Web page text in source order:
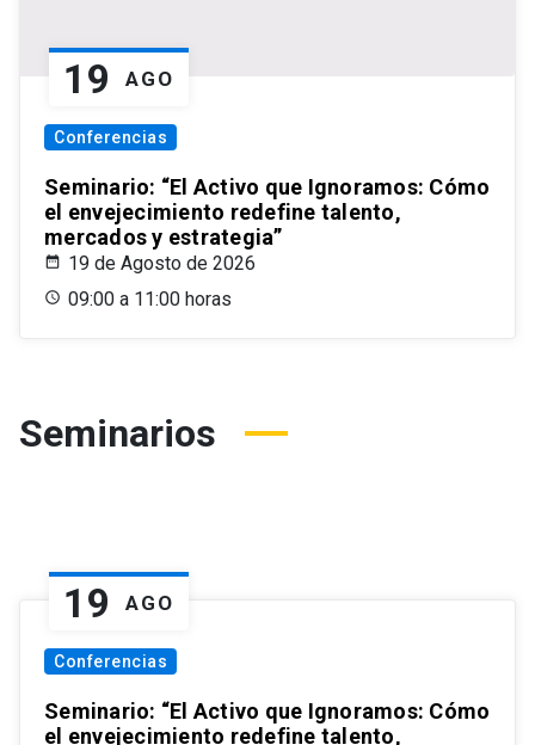
19 AGO
Conferencias
Seminario: “El Activo que Ignoramos: Cómo
el envejecimiento redefine talento,
mercados y estrategia”
19 de Agosto de 2026
09:00 a 11:00 horas
Seminarios
19 AGO
Conferencias
Seminario: “El Activo que Ignoramos: Cómo
el envejecimiento redefine talento,